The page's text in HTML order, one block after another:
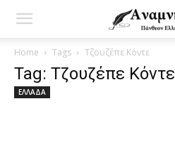
Home Tags Τζουζέπε Κόντε
Tag: Τζουζέπε Κόντε
ΕΛΛΑΔΑ